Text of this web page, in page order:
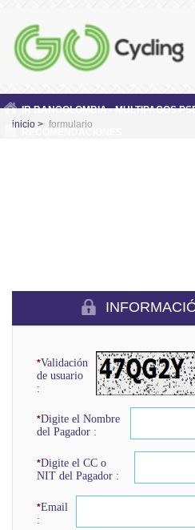
IR BANCOLOMBIA - MULTIPAGOS
inicio > formulario
*Validación
de usuario
:
*Digite el Nombre
del Pagador :
*Digite el CC o
NIT del Pagador :
*Email
: